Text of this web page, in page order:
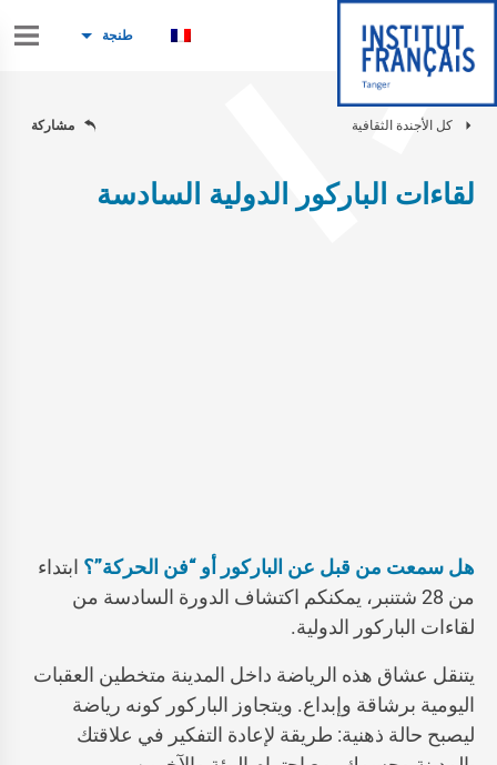
طنجة
كل الأجندة الثقافية مشاركة
لقاءات الباركور الدولية السادسة
هل سمعت من قبل عن الباركور أو “فن الحركة”؟ ابتداء
من 28 شتنبر، يمكنكم اكتشاف الدورة السادسة من
لقاءات الباركور الدولية.
يتنقل عشاق هذه الرياضة داخل المدينة متخطين العقبات
اليومية برشاقة وإبداع. ويتجاوز الباركور كونه رياضة
ليصبح حالة ذهنية: طريقة لإعادة التفكير في علاقتك